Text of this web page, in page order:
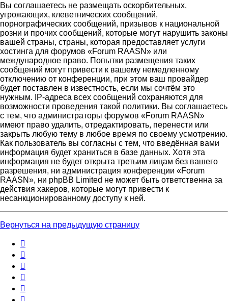
Вы соглашаетесь не размещать оскорбительных,
угрожающих, клеветнических сообщений,
порнографических сообщений, призывов к национальной
розни и прочих сообщений, которые могут нарушить законы
вашей страны, страны, которая предоставляет услуги
хостинга для форумов «Forum RAASN» или
международное право. Попытки размещения таких
сообщений могут привести к вашему немедленному
отключению от конференции, при этом ваш провайдер
будет поставлен в известность, если мы сочтём это
нужным. IP-адреса всех сообщений сохраняются для
возможности проведения такой политики. Вы соглашаетесь
с тем, что администраторы форумов «Forum RAASN»
имеют право удалить, отредактировать, перенести или
закрыть любую тему в любое время по своему усмотрению.
Как пользователь вы согласны с тем, что введённая вами
информация будет храниться в базе данных. Хотя эта
информация не будет открыта третьим лицам без вашего
разрешения, ни администрация конференции «Forum
RAASN», ни phpBB Limited не может быть ответственна за
действия хакеров, которые могут привести к
несанкционированному доступу к ней.
Вернуться на предыдущую страницу